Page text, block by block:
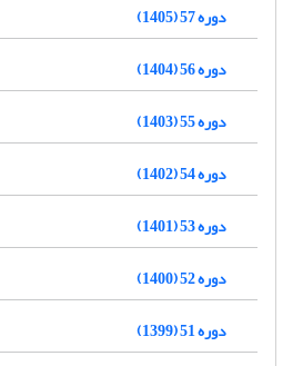
دوره 57 (1405)
دوره 56 (1404)
دوره 55 (1403)
دوره 54 (1402)
دوره 53 (1401)
دوره 52 (1400)
دوره 51 (1399)